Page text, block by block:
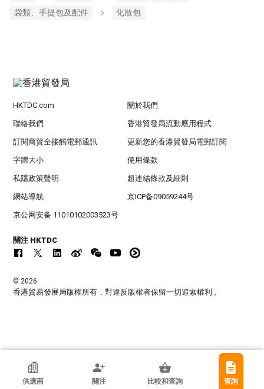
袋類、手提包及配件
化妝包
香港貿發局參展商
Yiwu Tuos Bags Co., Ltd
供應商 關注 比較和查詢 查詢
HKTDC.com 關於我們
聯絡我們 香港貿發局流動應用程式
訂閱商貿全接觸電郵通訊 更新您的香港貿發局電郵訂閱
字體大小 使用條款
私隱政策聲明 超連結條款及細則
網站導航 京ICP备09059244号
京公网安备 11010102003523号
關注 HKTDC
© 2026
香港貿易發展局版權所有，對違反版權者保留一切追索權利 。